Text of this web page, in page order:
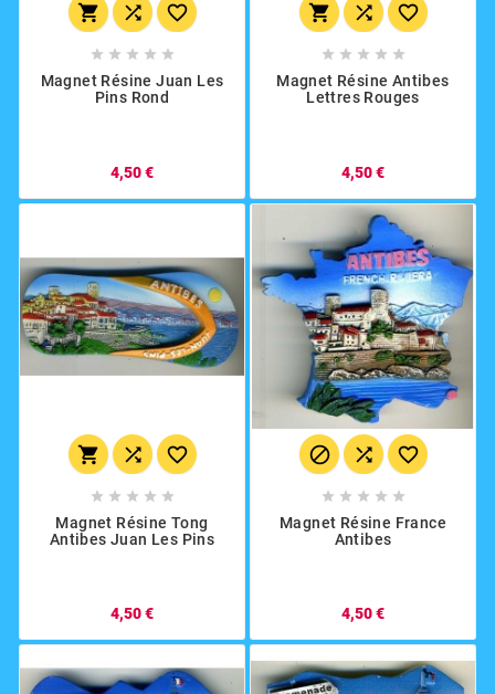
  
    
Magnet Résine Juan Les
Pins Rond
4,50 €
  
    
Magnet Résine Antibes
Lettres Rouges
4,50 €
  
    
Magnet Résine Tong
Antibes Juan Les Pins
4,50 €
  
    
Magnet Résine France
Antibes
4,50 €